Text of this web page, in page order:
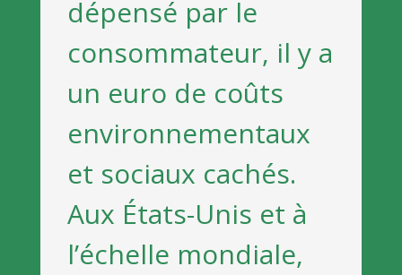
dépensé par le
consommateur, il y a
un euro de coûts
environnementaux
et sociaux cachés.
Aux États-Unis et à
l’échelle mondiale,